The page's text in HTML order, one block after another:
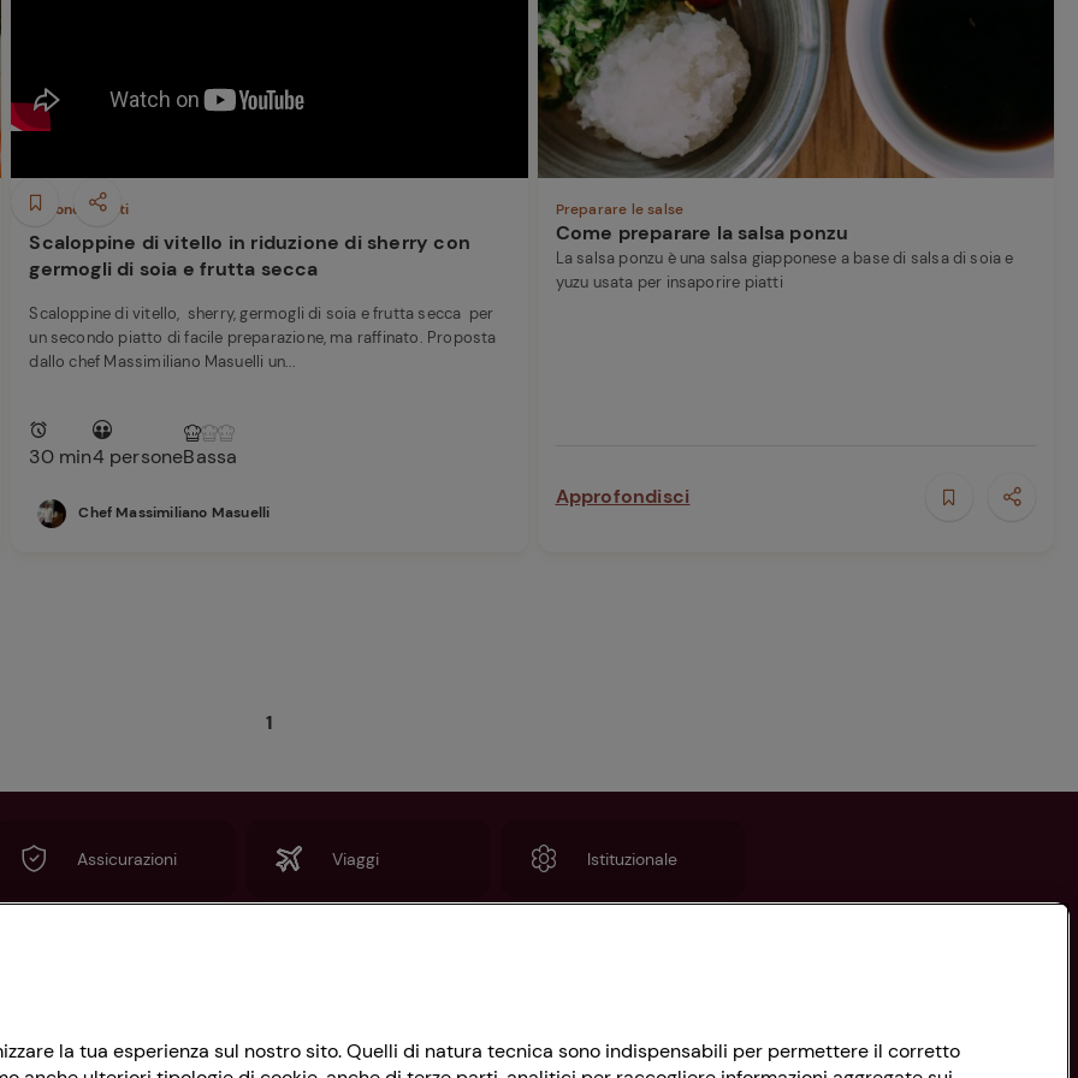
Tagliolini freschi con
limone nero bruciato,
Finferli, animelle e
salsa ai frutti rossi
prepararlo
Come affumicare:
legna ed erbe da
usare
perduta
Secondi piatti
Scaloppine di vitello in riduzione di sherry con
germogli di soia e frutta secca
Scaloppine di vitello, sherry, germogli di soia e frutta secca per
un secondo piatto di facile preparazione, ma raffinato. Proposta
dallo chef Massimiliano Masuelli un...
30 min4 personeBassa
Chef Massimiliano Masuelli
Preparare le salse
Come preparare la salsa ponzu
La salsa ponzu è una salsa giapponese a base di salsa di soia e
yuzu usata per insaporire piatti
Approfondisci
1
Assicurazioni Viaggi Istituzionale
Privacy Policy
la tua esperienza sul nostro sito. Quelli di natura tecnica sono indispensabili per permettere il corretto